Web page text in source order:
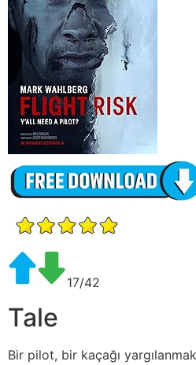
17/42
Tale
Bir pilot, bir kaçağı